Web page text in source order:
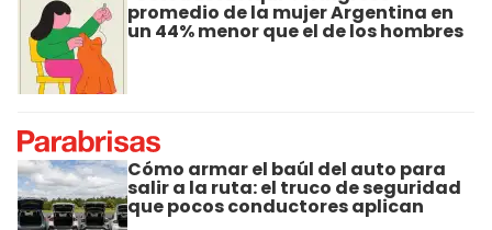
promedio de la mujer Argentina en
un 44% menor que el de los hombres
Cómo armar el baúl del auto para
salir a la ruta: el truco de seguridad
que pocos conductores aplican